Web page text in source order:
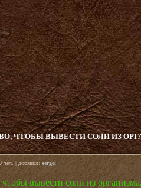
ЧТОБЫ ВЫВЕСТИ СОЛИ ИЗ
чел. | добавил: sergei
вывести соли из